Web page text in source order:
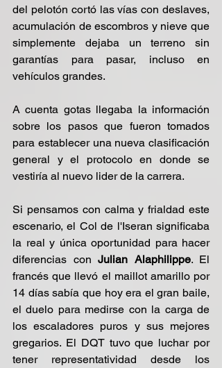
del pelotón cortó las vías con deslaves,
acumulación de escombros y nieve que
simplemente dejaba un terreno sin
garantías para pasar, incluso en
vehículos grandes.
A cuenta gotas llegaba la información
sobre los pasos que fueron tomados
para establecer una nueva clasificación
general y el protocolo en donde se
vestiría al nuevo lider de la carrera.
Si pensamos con calma y frialdad este
escenario, el Col de l'Iseran significaba
la real y única oportunidad para hacer
diferencias con Julian Alaphilippe. El
francés que llevó el maillot amarillo por
14 días sabía que hoy era el gran baile,
el duelo para medirse con la carga de
los escaladores puros y sus mejores
gregarios. El DQT tuvo que luchar por
tener representatividad desde los